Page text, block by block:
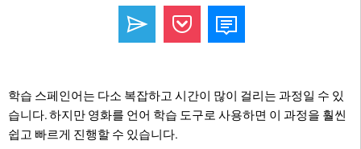
학습 스페인어는 다소 복잡하고 시간이 많이 걸리는 과정일 수 있
습니다. 하지만 영화를 언어 학습 도구로 사용하면 이 과정을 훨씬
쉽고 빠르게 진행할 수 있습니다.